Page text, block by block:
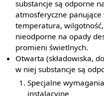
substancje są odporne
atmosferyczne
temperatura,
nieodporne na opady
promieni świetlnych.
Otwarta (składowiska,
w niej substancje są
Specjalne
instalacyjne